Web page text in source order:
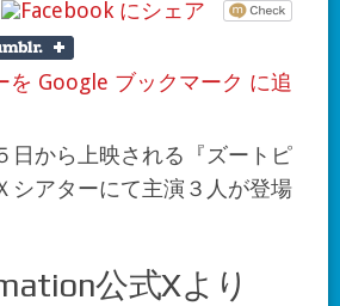
日から上映される『ズートピ
シアターにて主演３人が登場
公式Xより